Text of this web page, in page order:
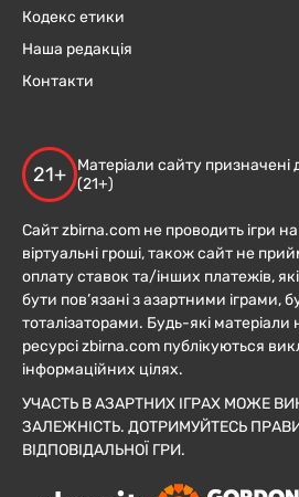
Кодекс етики
Наша редакція
Контакти
21+
Матеріали сайту призначені
(21+)
Сайт zbirna.com не проводить ігри
віртуальні гроші, також сайт не
оплату ставок та/інших платежів,
бути пов’язані з азартними іграми,
тоталізаторами. Будь-які
ресурсі zbirna.com публікуються
інформаційних цілях.
УЧАСТЬ В АЗАРТНИХ ІГРАХ МОЖЕ
ЗАЛЕЖНІСТЬ. ДОТРИМУЙТЕСЬ
ВІДПОВІДАЛЬНОЇ ГРИ.